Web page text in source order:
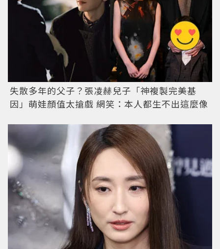
失散多年的父子？張凌赫兒子「神複製完美基
因」萌娃顏值太搶戲 網笑：本人都生不出這麼像